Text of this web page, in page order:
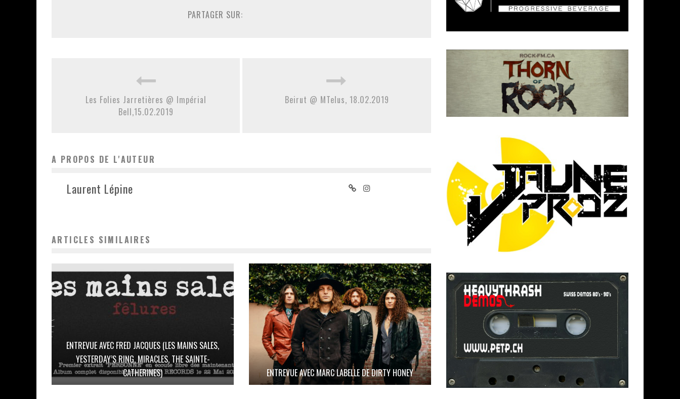
PARTAGER SUR:
Les Folies Jarretières @ Impérial
Bell,15.02.2019
Beirut @ MTelus, 18.02.2019
A PROPOS DE L'AUTEUR
Laurent Lépine
ARTICLES SIMILAIRES
ENTREVUE AVEC FRED JACQUES (LES MAINS SALES,
YESTERDAY’S RING, MIRACLES, THE SAINTE-
CATHERINES)
ENTREVUE AVEC MARC LABELLE DE DIRTY HONEY